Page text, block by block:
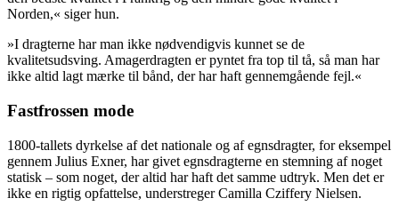
Norden,« siger hun.
»I dragterne har man ikke nødvendigvis kunnet se de
kvalitetsudsving. Amagerdragten er pyntet fra top til tå, så man har
ikke altid lagt mærke til bånd, der har haft gennemgående fejl.«
Fastfrossen mode
1800-tallets dyrkelse af det nationale og af egnsdragter, for eksempel
gennem Julius Exner, har givet egnsdragterne en stemning af noget
statisk – som noget, der altid har haft det samme udtryk. Men det er
ikke en rigtig opfattelse, understreger Camilla Cziffery Nielsen.